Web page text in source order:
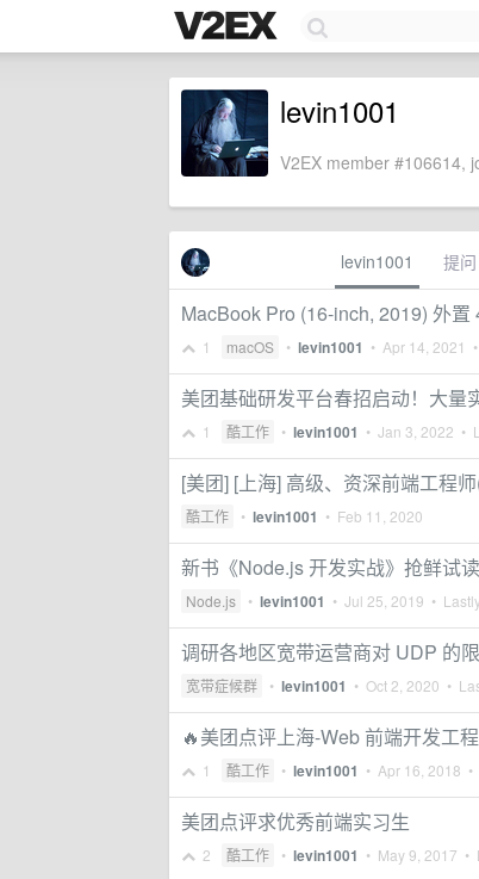
levin1001
V2EX member #106614,
levin1001 提问
MacBook Pro (16-inch, 2019) 外
1 macOS • levin1001 • Apr 14, 2021
美团基础研发平台春招启动！大量
1 酷工作 • levin1001 • Jan 3, 2022 •
[美团] [上海] 高级、资深前端工程
酷工作 • levin1001 • Feb 11, 2020
新书《Node.js 开发实战》抢鲜试读
Node.js • levin1001 • Jul 25, 2019 •
调研各地区宽带运营商对 UDP 的
宽带症候群 • levin1001 • Oct 2, 2020 •
🔥美团点评上海-Web 前端开发工
1 酷工作 • levin1001 • Apr 16, 2018
美团点评求优秀前端实习生
2 酷工作 • levin1001 • May 9, 2017 •